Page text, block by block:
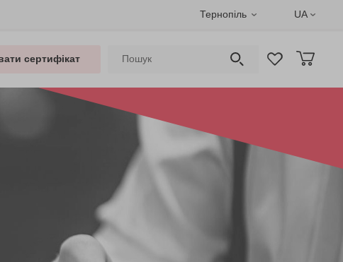
Тернопіль UA
сертифікат